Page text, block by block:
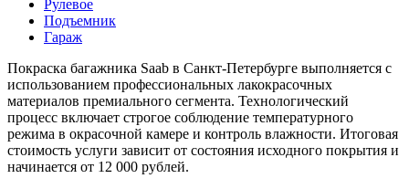
Рулевое
Подъемник
Гараж
Покраска багажника Saab в Санкт-Петербурге выполняется с
использованием профессиональных лакокрасочных
материалов премиального сегмента. Технологический
процесс включает строгое соблюдение температурного
режима в окрасочной камере и контроль влажности. Итоговая
стоимость услуги зависит от состояния исходного покрытия и
начинается от 12 000 рублей.